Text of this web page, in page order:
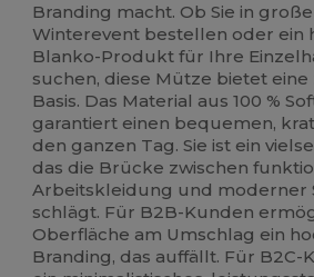
Branding macht. Ob Sie in
Winterevent bestellen oder ein
Blanko-Produkt für Ihre
suchen, diese Mütze bietet eine
Basis. Das Material aus 100 %
garantiert einen bequemen,
den ganzen Tag. Sie ist ein
das die Brücke zwischen
Arbeitskleidung und moderner
schlägt. Für B2B-Kunden
Oberfläche am Umschlag ein
Branding, das auffällt. Für B2C-